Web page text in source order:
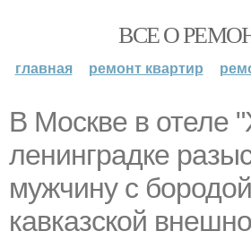
ВСЕ О
главная ремонт квартир
В Москве в отеле
ленинградке
мужчину с бородой
кавказской